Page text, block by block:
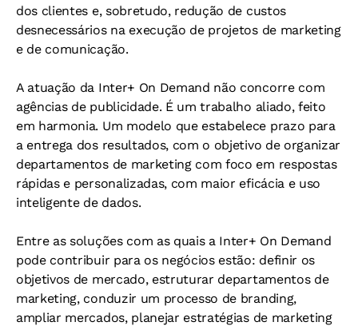
dos clientes e, sobretudo, redução de custos
desnecessários na execução de projetos de marketing
e de comunicação.
A atuação da Inter+ On Demand não concorre com
agências de publicidade. É um trabalho aliado, feito
em harmonia. Um modelo que estabelece prazo para
a entrega dos resultados, com o objetivo de organizar
departamentos de marketing com foco em respostas
rápidas e personalizadas, com maior eficácia e uso
inteligente de dados.
Entre as soluções com as quais a Inter+ On Demand
pode contribuir para os negócios estão: definir os
objetivos de mercado, estruturar departamentos de
marketing, conduzir um processo de branding,
ampliar mercados, planejar estratégias de marketing